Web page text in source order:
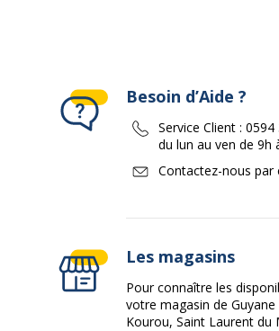
Besoin d’Aide ?
Service Client : 0594
du lun au ven de 9h
Contactez-nous par
Les magasins
Pour connaître les
votre magasin de Guyane
Kourou, Saint Laurent du